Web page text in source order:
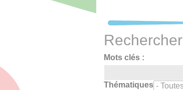
Rechercher
Mots clés :
Thématiques